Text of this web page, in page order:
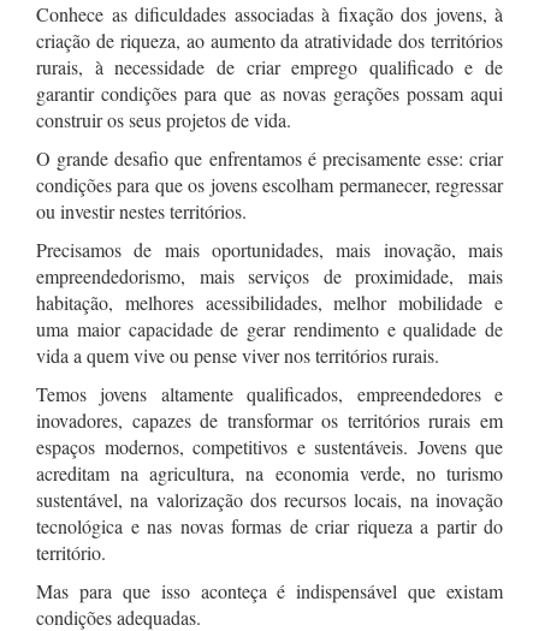
Conhece as dificuldades associadas à fixação dos jovens, à
criação de riqueza, ao aumento da atratividade dos territórios
rurais, à necessidade de criar emprego qualificado e de
garantir condições para que as novas gerações possam aqui
construir os seus projetos de vida.
O grande desafio que enfrentamos é precisamente esse: criar
condições para que os jovens escolham permanecer, regressar
ou investir nestes territórios.
Precisamos de mais oportunidades, mais inovação, mais
empreendedorismo, mais serviços de proximidade, mais
habitação, melhores acessibilidades, melhor mobilidade e
uma maior capacidade de gerar rendimento e qualidade de
vida a quem vive ou pense viver nos territórios rurais.
Temos jovens altamente qualificados, empreendedores e
inovadores, capazes de transformar os territórios rurais em
espaços modernos, competitivos e sustentáveis. Jovens que
acreditam na agricultura, na economia verde, no turismo
sustentável, na valorização dos recursos locais, na inovação
tecnológica e nas novas formas de criar riqueza a partir do
território.
Mas para que isso aconteça é indispensável que existam
condições adequadas.